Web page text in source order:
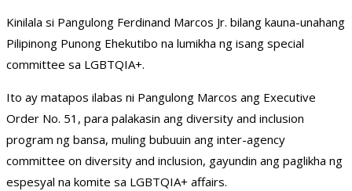
Kinilala si Pangulong Ferdinand Marcos Jr. bilang kauna-unahang
Pilipinong Punong Ehekutibo na lumikha ng isang special
committee sa LGBTQIA+.
Ito ay matapos ilabas ni Pangulong Marcos ang Executive
Order No. 51, para palakasin ang diversity and inclusion
program ng bansa, muling bubuuin ang inter-agency
committee on diversity and inclusion, gayundin ang paglikha ng
espesyal na komite sa LGBTQIA+ affairs.